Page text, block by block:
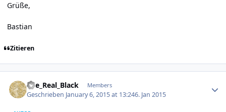
Grüße,
Bastian
Zitieren
The_Real_Black Members
Geschrieben January 6, 2015 at 13:246. Jan 2015